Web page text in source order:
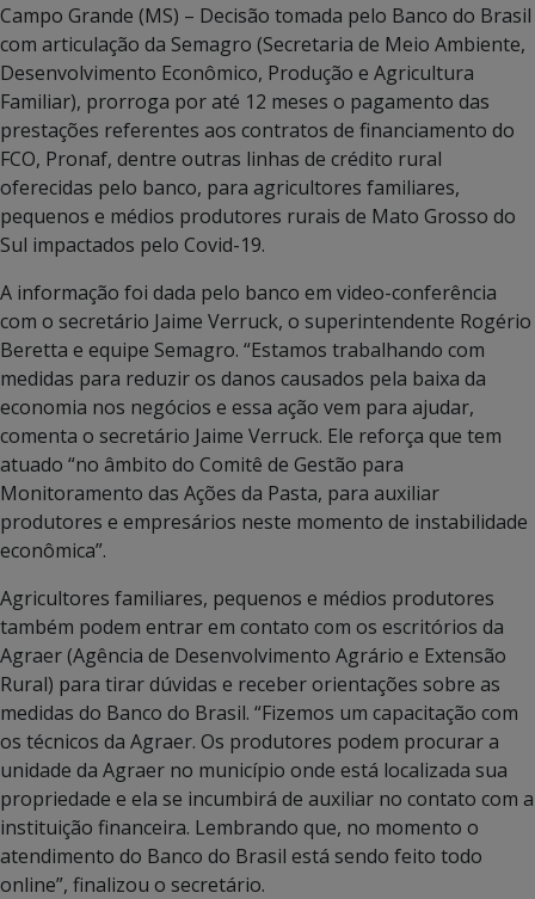
Campo Grande (MS) – Decisão tomada pelo Banco do Brasil
com articulação da Semagro (Secretaria de Meio Ambiente,
Desenvolvimento Econômico, Produção e Agricultura
Familiar), prorroga por até 12 meses o pagamento das
prestações referentes aos contratos de financiamento do
FCO, Pronaf, dentre outras linhas de crédito rural
oferecidas pelo banco, para agricultores familiares,
pequenos e médios produtores rurais de Mato Grosso do
Sul impactados pelo Covid-19.
A informação foi dada pelo banco em video-conferência
com o secretário Jaime Verruck, o superintendente Rogério
Beretta e equipe Semagro. “Estamos trabalhando com
medidas para reduzir os danos causados pela baixa da
economia nos negócios e essa ação vem para ajudar,
comenta o secretário Jaime Verruck. Ele reforça que tem
atuado “no âmbito do Comitê de Gestão para
Monitoramento das Ações da Pasta, para auxiliar
produtores e empresários neste momento de instabilidade
econômica”.
Agricultores familiares, pequenos e médios produtores
também podem entrar em contato com os escritórios da
Agraer (Agência de Desenvolvimento Agrário e Extensão
Rural) para tirar dúvidas e receber orientações sobre as
medidas do Banco do Brasil. “Fizemos um capacitação com
os técnicos da Agraer. Os produtores podem procurar a
unidade da Agraer no município onde está localizada sua
propriedade e ela se incumbirá de auxiliar no contato com a
instituição financeira. Lembrando que, no momento o
atendimento do Banco do Brasil está sendo feito todo
online”, finalizou o secretário.